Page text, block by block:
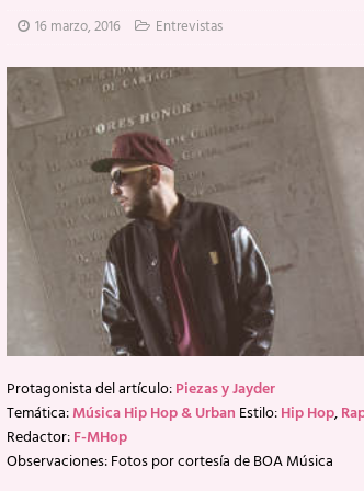
[ 20 mayo, 2026 ]
[ 17 mayo, 2026 ] Fito & Fitipaldis: 2
[ 17 mayo, 2026 ]
Fito & Fitipaldis:
[ 5 agosto, 2026 ]
Florent Gorges:
16 marzo, 2016 Entrevistas
Protagonista del artículo:Piezas y Jayder
Temática:Música Hip Hop & Urban Estilo:Hip Hop,
Redactor:F-MHop
Observaciones: Fotos por cortesía de BOA Música